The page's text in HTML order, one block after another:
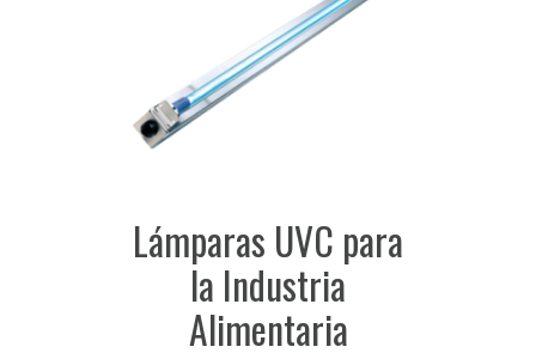
Lámparas UVC para
la Industria
Alimentaria